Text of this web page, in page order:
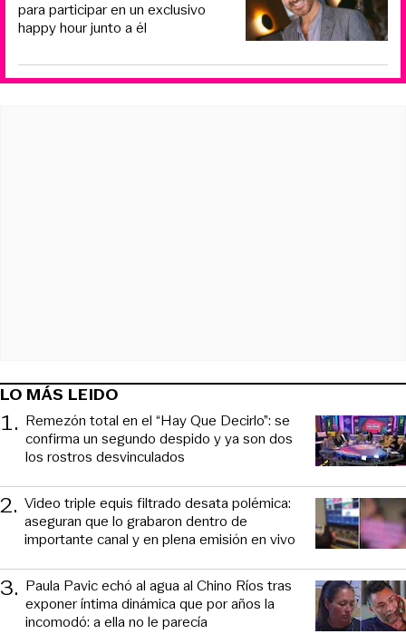
para participar en un exclusivo
happy hour junto a él
LO MÁS LEIDO
1. Remezón total en el “Hay Que Decirlo”: se
confirma un segundo despido y ya son dos
los rostros desvinculados
2. Video triple equis filtrado desata polémica:
aseguran que lo grabaron dentro de
importante canal y en plena emisión en vivo
3. Paula Pavic echó al agua al Chino Ríos tras
exponer íntima dinámica que por años la
incomodó: a ella no le parecía